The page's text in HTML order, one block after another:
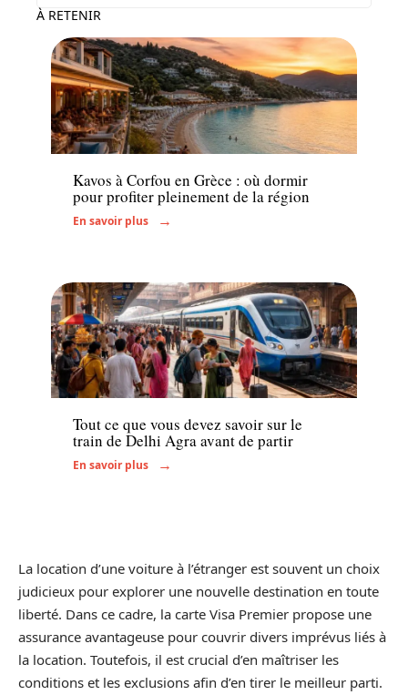
À RETENIR
Hébergement
Kavos à Corfou en Grèce : où dormir
pour profiter pleinement de la région
En savoir plus
Transport
Tout ce que vous devez savoir sur le
train de Delhi Agra avant de partir
En savoir plus
La location d’une voiture à l’étranger est souvent un choix
judicieux pour explorer une nouvelle destination en toute
liberté. Dans ce cadre, la carte Visa Premier propose une
assurance avantageuse pour couvrir divers imprévus liés à
la location. Toutefois, il est crucial d’en maîtriser les
conditions et les exclusions afin d’en tirer le meilleur parti.